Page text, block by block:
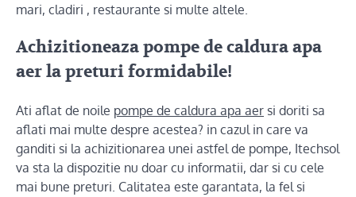
mari, cladiri , restaurante si multe altele.
Achizitioneaza pompe de caldura apa
aer la preturi formidabile!
Ati aflat de noile pompe de caldura apa aer si doriti sa
aflati mai multe despre acestea? in cazul in care va
ganditi si la achizitionarea unei astfel de pompe, Itechsol
va sta la dispozitie nu doar cu informatii, dar si cu cele
mai bune preturi. Calitatea este garantata, la fel si